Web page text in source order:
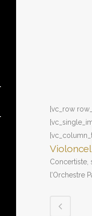
[vc_row
Concertiste,
l’Orchestre